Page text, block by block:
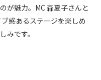
が魅力。MC 森夏子さんと
感あるステージを楽しめ
みです。